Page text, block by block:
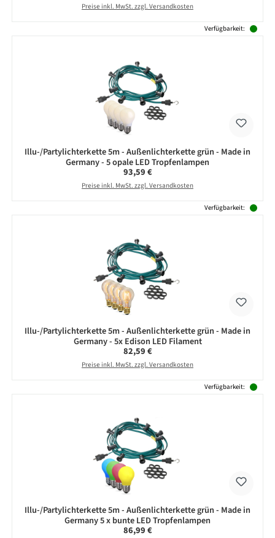
Preise inkl. MwSt. zzgl. Versandkosten
Verfügbarkeit:
Illu-/Partylichterkette 5m - Außenlichterkette grün - Made in
Germany - 5 opale LED Tropfenlampen
Regulärer Preis:
93,59 €
Preise inkl. MwSt. zzgl. Versandkosten
Verfügbarkeit:
Illu-/Partylichterkette 5m - Außenlichterkette grün - Made in
Germany - 5x Edison LED Filament
Regulärer Preis:
82,59 €
Preise inkl. MwSt. zzgl. Versandkosten
Verfügbarkeit:
Illu-/Partylichterkette 5m - Außenlichterkette grün - Made in
Germany 5 x bunte LED Tropfenlampen
Regulärer Preis:
86,99 €